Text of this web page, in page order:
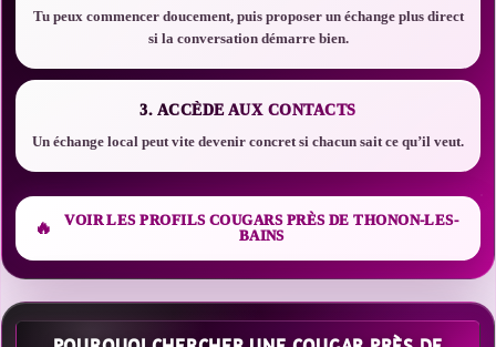
Tu peux commencer doucement, puis proposer un échange plus direct
si la conversation démarre bien.
3. ACCÈDE AUX CONTACTS
Un échange local peut vite devenir concret si chacun sait ce qu’il veut.
VOIR LES PROFILS COUGARS PRÈS DE THONON-LES-
BAINS